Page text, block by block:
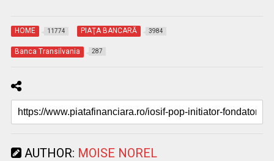
HOME 11774 PIAŢA BANCARĂ 3984
Banca Transilvania 287
AUTHOR: MOISE NOREL